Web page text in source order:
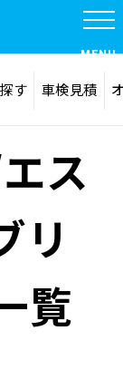
MENU
す 車検見積
ス
リ
覧